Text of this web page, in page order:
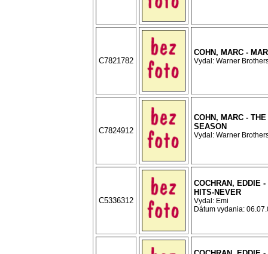
C7821782
COHN, MARC -
Vydal: Warner
C7824912
COHN, MARC -
SEASON
Vydal: Warner
C5336312
COCHRAN, EDDIE
HITS-NEVER
Vydal: Emi
Dátum vydania: